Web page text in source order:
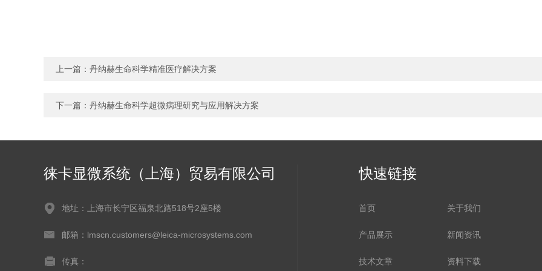
上一篇： 丹纳赫生命科学精准医疗解决方案
下一篇： 丹纳赫生命科学超微病理研究与应用解决方案
徕卡显微系统（上海）贸易有限公司
地址：上海市长宁区福泉北路518号2座5楼
邮箱：lmscn.customers@leica-microsystems.com
传真：
快速链接
首页 关于我们
产品展示 新闻资讯
技术文章 资料下载